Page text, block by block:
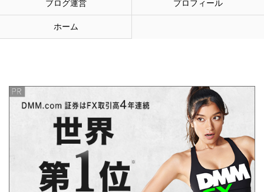
ブログ運営 プロフィール
ホーム